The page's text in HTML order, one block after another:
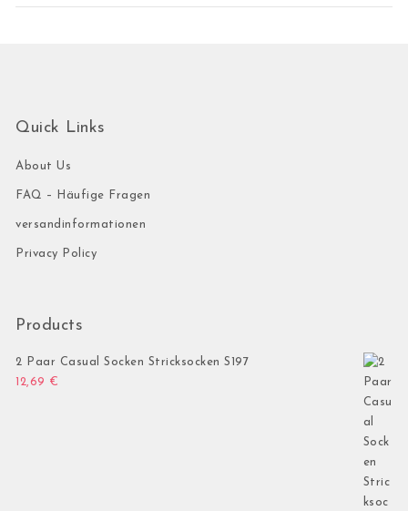
Quick Links
About Us
FAQ – Häufige Fragen
versandinformationen
Privacy Policy
Products
2 Paar Casual Socken Stricksocken S197
12,69 €